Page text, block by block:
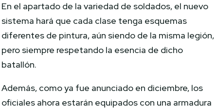
En el apartado de la variedad de soldados, el nuevo
sistema hará que cada clase tenga esquemas
diferentes de pintura, aún siendo de la misma legión,
pero siempre respetando la esencia de dicho
batallón.
Además, como ya fue anunciado en diciembre, los
oficiales ahora estarán equipados con una armadura